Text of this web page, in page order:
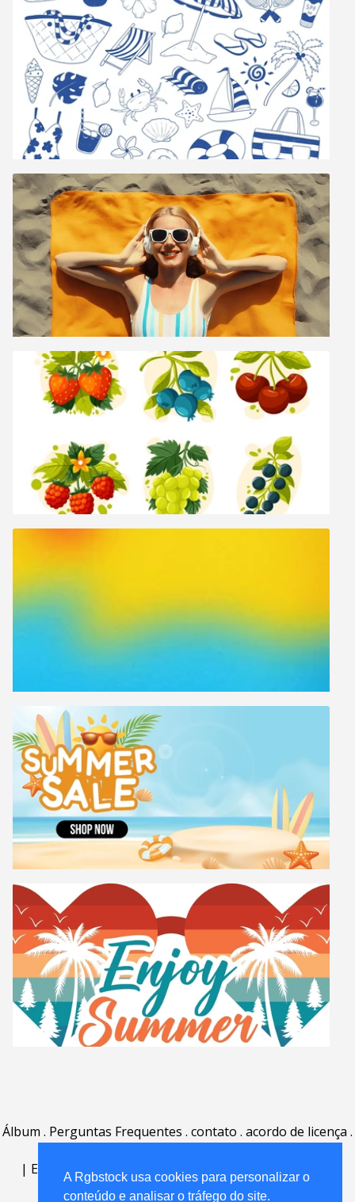
A Rgbstock usa cookies para personalizar o
conteúdo e analisar o tráfego do site.
Álbum . Perguntas Frequentes . contato . acordo de licença .
| English | Deutsch Español Português
Nederlands|